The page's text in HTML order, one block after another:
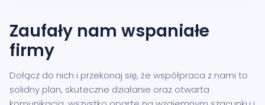
Zaufały nam wspaniałe
firmy
Dołącz do nich i przekonaj się, że współpraca z nami to
solidny plan, skuteczne działanie oraz otwarta